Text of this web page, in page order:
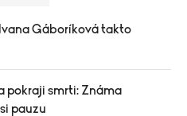
Gáboríková takto
pokraji smrti: Známa
pauzu